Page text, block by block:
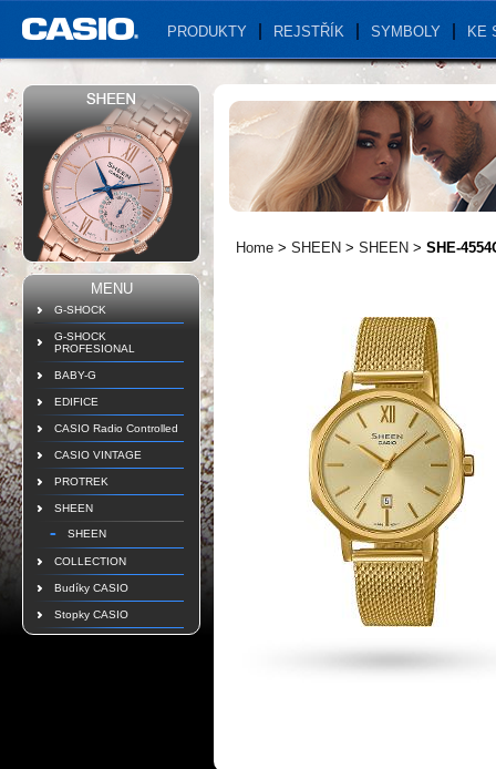
PRODUKTY REJSTŘÍK SYMBOLY KE
MENU
G-SHOCK
G-SHOCK
PROFESIONAL
BABY-G
EDIFICE
CASIO Radio Controlled
CASIO VINTAGE
PROTREK
SHEEN
SHEEN
COLLECTION
Budíky CASIO
Stopky CASIO
Home > SHEEN > SHEEN > SHE-